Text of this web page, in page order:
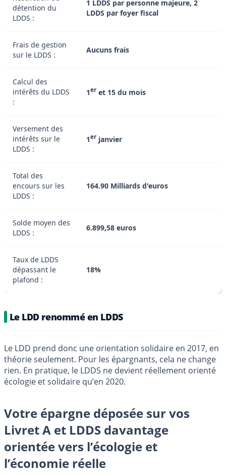
détention du
LDDS :
1 LDDS par personne majeure, 2
LDDS par foyer fiscal
Frais de gestion
sur le LDDS :
Aucuns frais
Calcul des
intérêts du LDDS
:
1er et 15 du mois
Versement des
intérêts sur le
LDDS :
1er janvier
Total des
encours sur les
LDDS :
164.90 Milliards d'euros
Solde moyen des
LDDS :
6.899,58 euros
Taux de LDDS
dépassant le
plafond :
18%
Le LDD renommé en LDDS
Le LDD prend donc une orientation solidaire en 2017, en
théorie seulement. Pour les épargnants, cela ne change
rien. En pratique, le LDDS ne devient réellement orienté
écologie et solidaire qu’en 2020.
Votre épargne déposée sur vos
Livret A et LDDS davantage
orientée vers l’écologie et
l’économie réelle